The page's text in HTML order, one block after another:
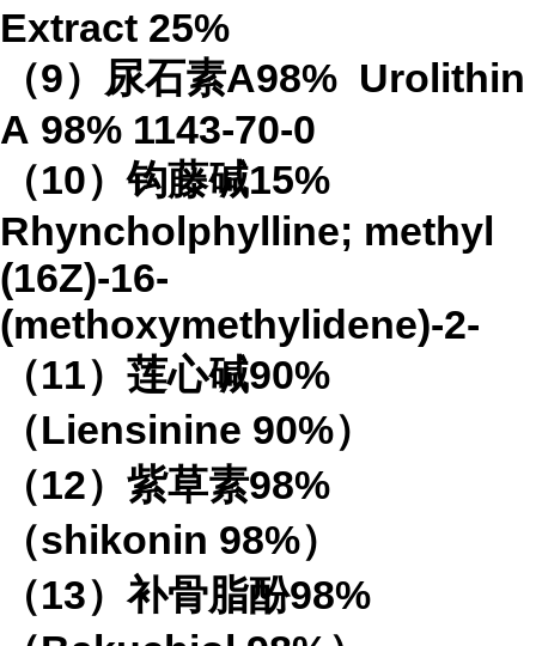
Extract 25%
（9）尿石素A98% Urolithin
A 98% 1143-70-0
（10）钩藤碱15%
Rhyncholphylline; methyl
(16Z)-16-
(methoxymethylidene)-2-
（11）莲心碱90%
（Liensinine 90%）
（12）紫草素98%
（shikonin 98%）
（13）补骨脂酚98%